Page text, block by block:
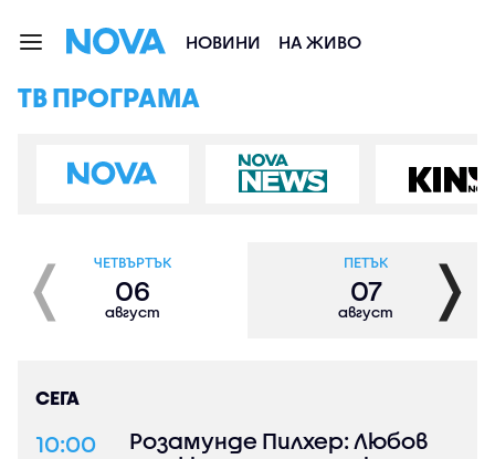
НОВИНИ НА ЖИВО
ТВ ПРОГРАМА
ЧЕТВЪРТЪК
06
август
ПЕТЪК
07
август
❬ ❭
СЕГА
10:00
Розамунде Пилхер: Любов